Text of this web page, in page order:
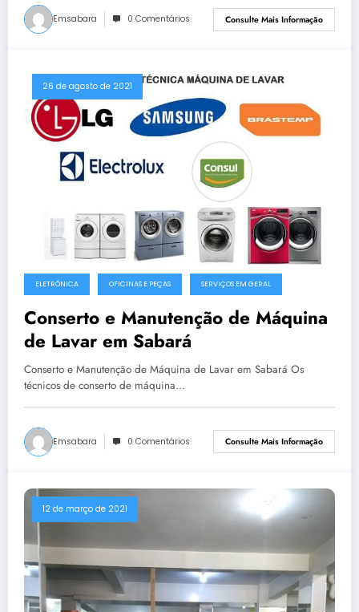
Emsabara 0 Comentários Consulte Mais Informação
26 de agosto de 2021
ELETRÔNICA OFICINAS E PEÇAS SERVIÇOS EM GERAL
Conserto e Manutenção de Máquina
de Lavar em Sabará
Conserto e Manutenção de Máquina de Lavar em Sabará Os
técnicos de conserto de máquina…
Emsabara 0 Comentários Consulte Mais Informação
12 de março de 2021